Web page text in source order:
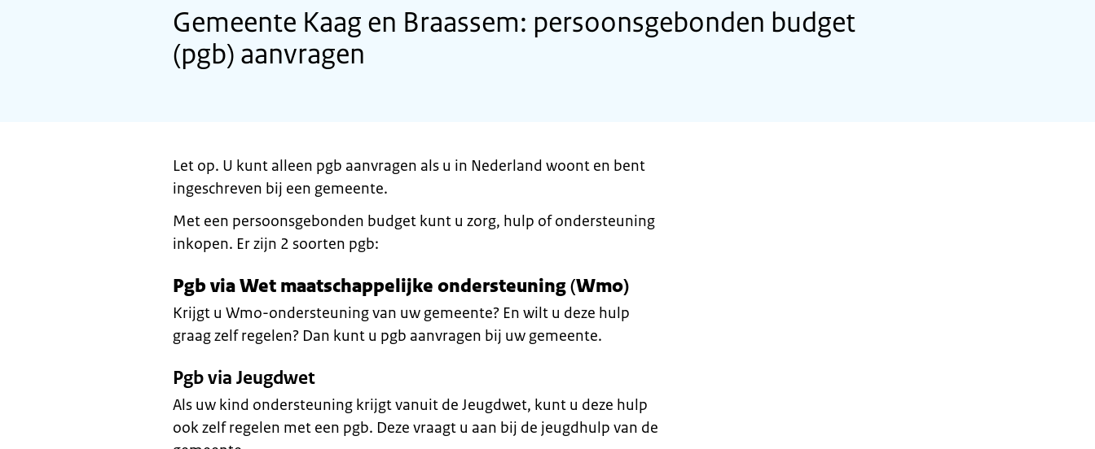
Gemeente Kaag en Braassem: persoonsgebonden budget
(pgb) aanvragen
Let op. U kunt alleen pgb aanvragen als u in Nederland woont en bent
ingeschreven bij een gemeente.
Met een persoonsgebonden budget kunt u zorg, hulp of ondersteuning
inkopen. Er zijn 2 soorten pgb:
Pgb via Wet maatschappelijke ondersteuning(Wmo)
Krijgt u Wmo-ondersteuning van uw gemeente? En wilt u deze hulp
graag zelf regelen? Dan kunt u pgb aanvragen bij uw gemeente.
Pgb via Jeugdwet
Als uw kind ondersteuning krijgt vanuit de Jeugdwet, kunt u deze hulp
ook zelf regelen met een pgb. Deze vraagt u aan bij de jeugdhulp van de